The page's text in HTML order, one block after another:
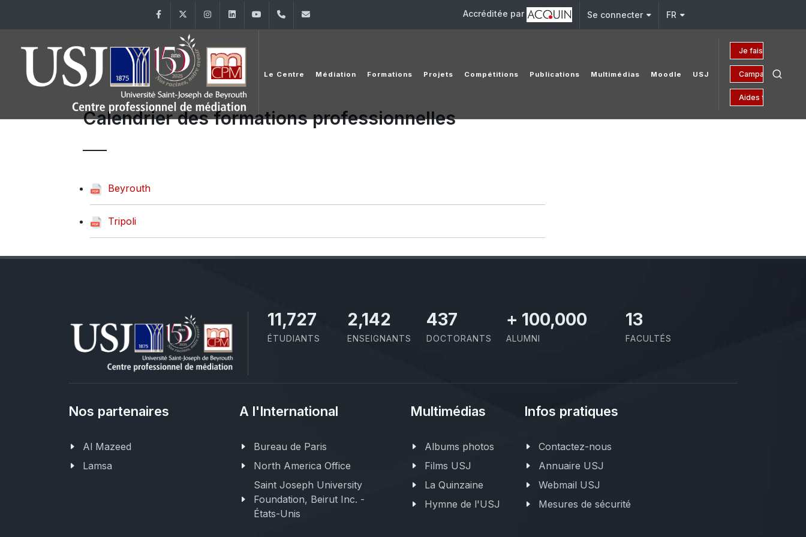
FacebookTwitter InstagramLinkedInYouTube+961 (1) 421475 Accréditée par Se connecter FR
Je fais un don
Campagne 150
Aides financières
Le Centre Médiation Formations Projets Compétitions Publications Multimédias Moodle USJ
Calendrier des formations professionnelles
Beyrouth
Tripoli
11,727
ÉTUDIANTS
2,142
ENSEIGNANTS
437
DOCTORANTS
+ 100,000
ALUMNI
13
FACULTÉS
Nos partenaires
Al Mazeed
Lamsa
A l'International
Bureau de Paris
North America Office
Saint Joseph University
Foundation, Beirut Inc. -
États-Unis
Multimédias
Albums photos
Films USJ
La Quinzaine
Hymne de l'USJ
Infos pratiques
Contactez-nous
Annuaire USJ
Webmail USJ
Mesures de sécurité